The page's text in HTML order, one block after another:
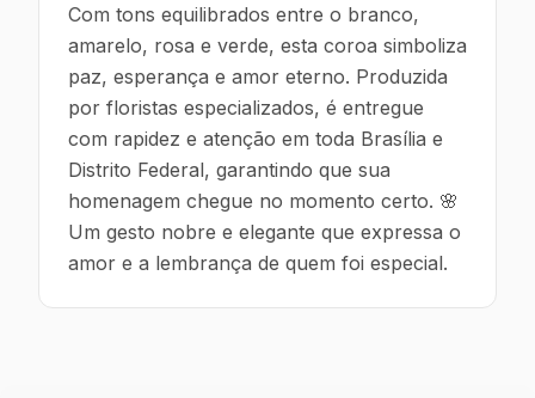
Com tons equilibrados entre o branco,
amarelo, rosa e verde, esta coroa simboliza
paz, esperança e amor eterno. Produzida
por floristas especializados, é entregue
com rapidez e atenção em toda Brasília e
Distrito Federal, garantindo que sua
homenagem chegue no momento certo. 🌸
Um gesto nobre e elegante que expressa o
amor e a lembrança de quem foi especial.